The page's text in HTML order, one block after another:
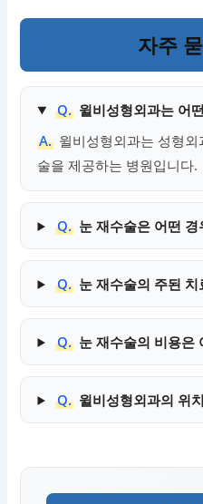
자주
Q. 윌비성형외과는 어
A. 윌비성형외과는 성형
술을 제공하는 병원입니다.
Q. 눈 재수술은 어떤
Q. 눈 재수술의 주된
Q. 눈 재수술의 비용은
Q. 윌비성형외과의 위